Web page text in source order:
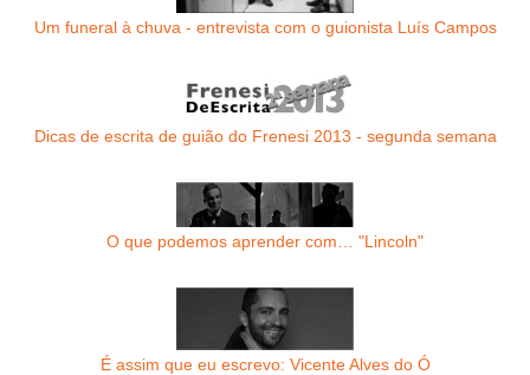
Um funeral à chuva - entrevista com o guionista Luís Campos
Dicas de escrita de guião do Frenesi 2013 - segunda semana
O que podemos aprender com… "Lincoln"
É assim que eu escrevo: Vicente Alves do Ó